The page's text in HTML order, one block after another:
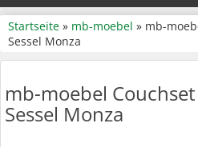
Startseite » mb-moebel » mb-
Sessel Monza
mb-moebel
Sessel Monza